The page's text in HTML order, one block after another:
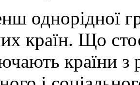
однорідної
країн. Що
країни з